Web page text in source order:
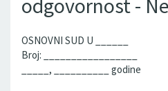
odgovornost -
OSNOVNI SUD U ______
Broj: _________________
_____, __________ godine